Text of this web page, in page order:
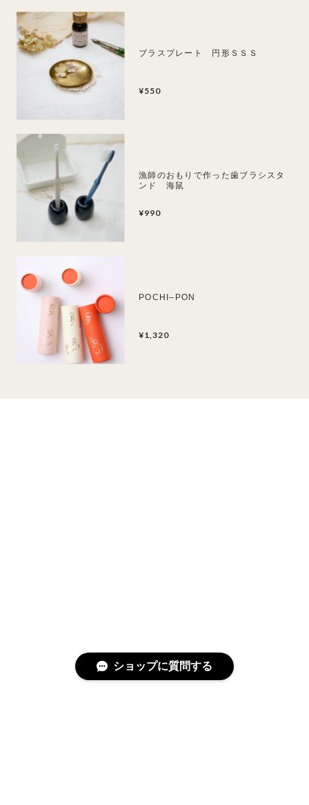
ブラスプレート 円形ＳＳＳ
¥550
漁師のおもりで作った歯ブラシスタ
ンド 海鼠
¥990
POCHI–PON
¥1,320
ショップに質問する